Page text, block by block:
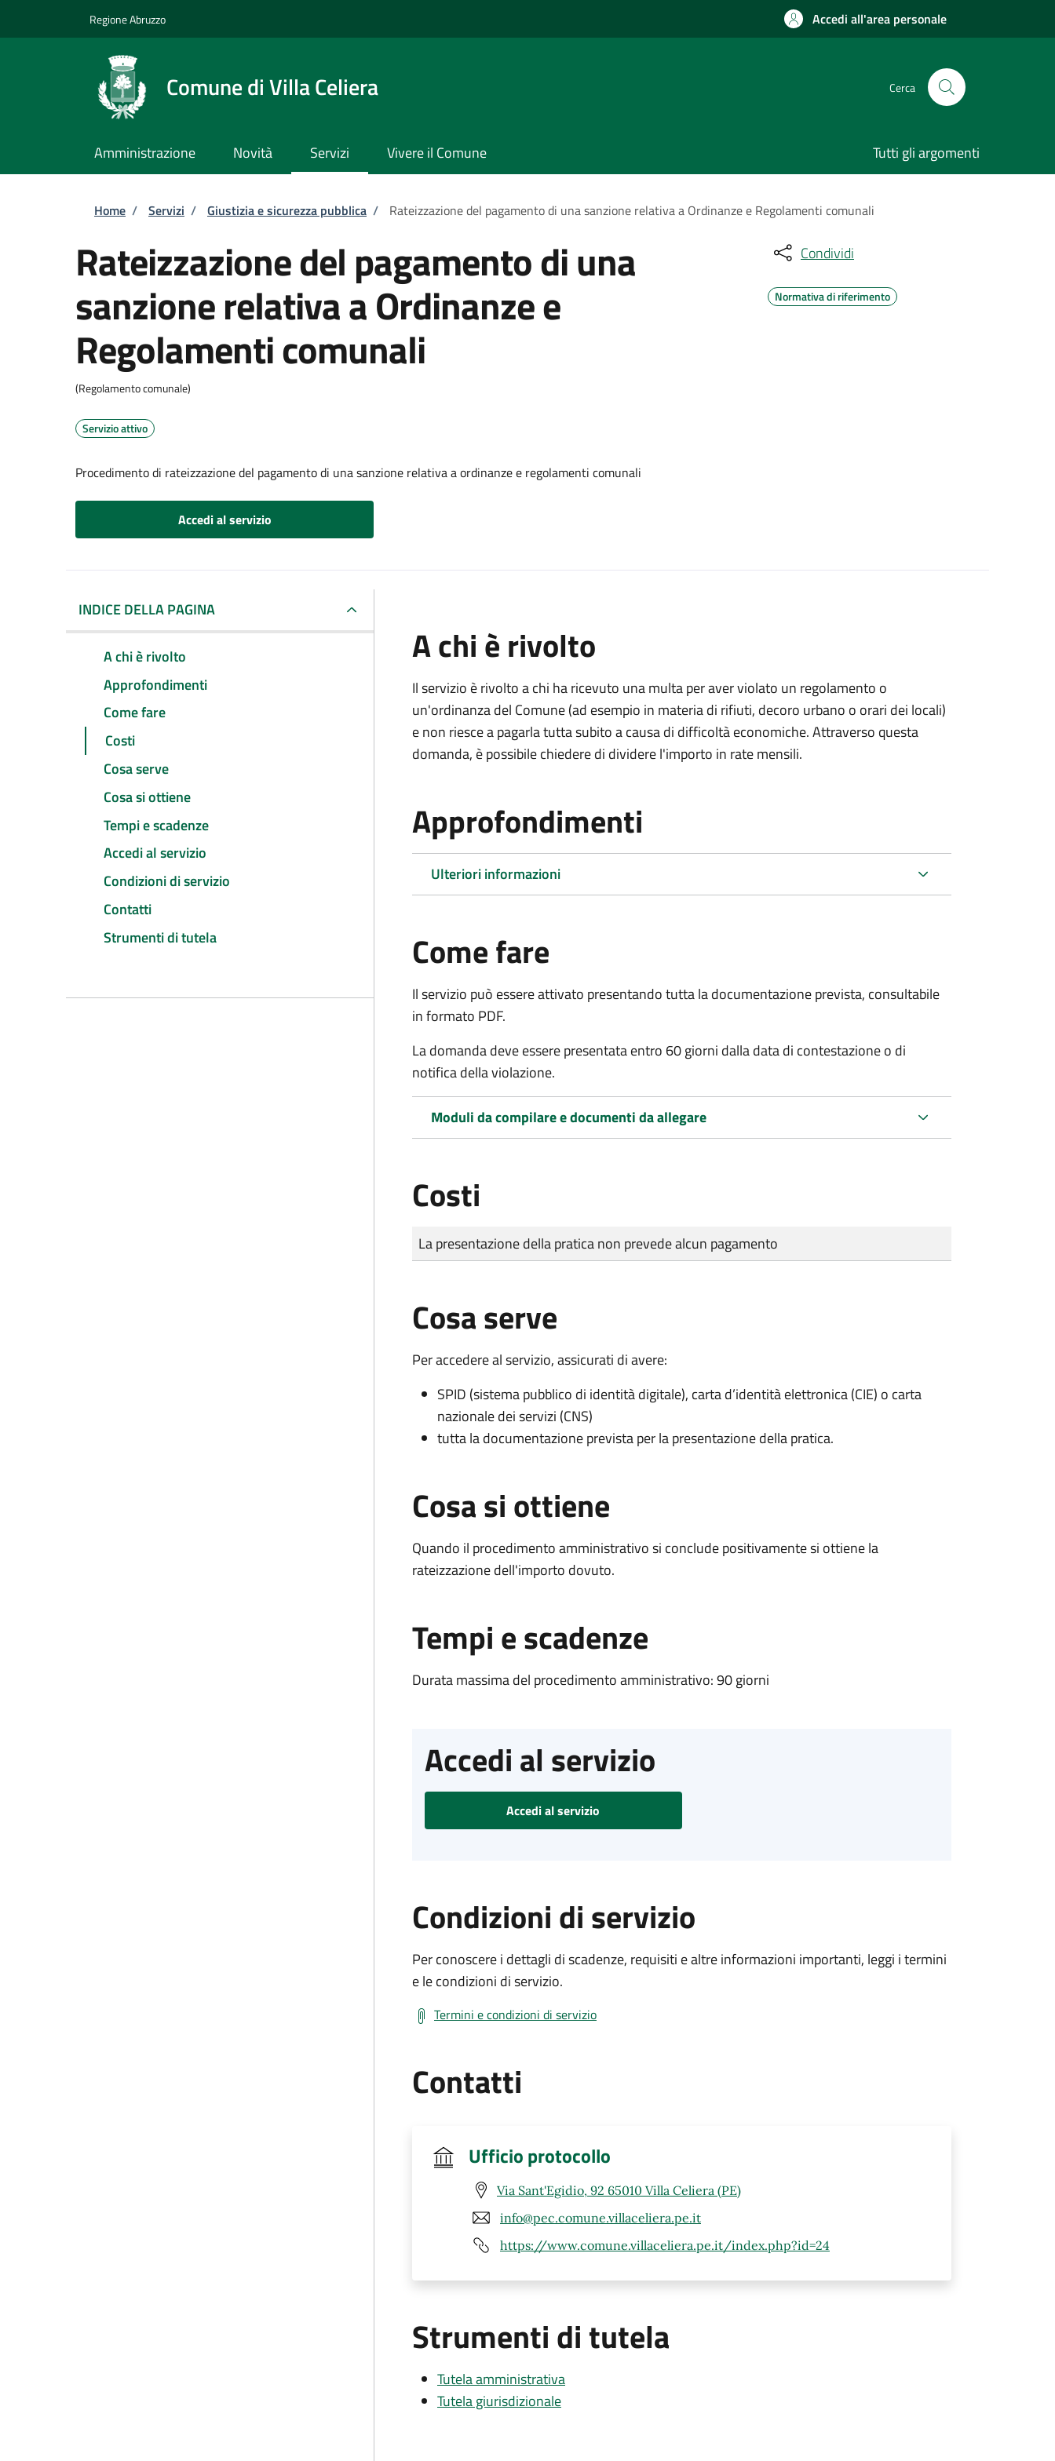
Regione Abruzzo Accedi all'area personale
Comune di Villa Celiera Cerca
Amministrazione Novità Servizi Vivere il Comune Tutti gli argomenti
Briciole di pane
Home / Servizi / Giustizia e sicurezza pubblica / Rateizzazione del pagamento di una sanzione relativa a Ordinanze e Regolamenti comunali
Rateizzazione del pagamento di una
sanzione relativa a Ordinanze e
Regolamenti comunali
(Regolamento comunale)
Servizio attivo
Procedimento di rateizzazione del pagamento di una sanzione relativa a ordinanze e regolamenti comunali
Accedi al servizio
Condividi
Normativa di riferimento
INDICE DELLA PAGINA
A chi è rivolto
Approfondimenti
Come fare
Costi
Cosa serve
Cosa si ottiene
Tempi e scadenze
Accedi al servizio
Condizioni di servizio
Contatti
Strumenti di tutela
A chi è rivolto
Il servizio è rivolto a chi ha ricevuto una multa per aver violato un regolamento o
un'ordinanza del Comune (ad esempio in materia di rifiuti, decoro urbano o orari dei locali)
e non riesce a pagarla tutta subito a causa di difficoltà economiche. Attraverso questa
domanda, è possibile chiedere di dividere l'importo in rate mensili.
Approfondimenti
Ulteriori informazioni
Come fare
Il servizio può essere attivato presentando tutta la documentazione prevista, consultabile
in formato PDF.
La domanda deve essere presentata entro 60 giorni dalla data di contestazione o di
notifica della violazione.
Moduli da compilare e documenti da allegare
Costi
Tipo di pagamento
Importo
La presentazione della pratica non prevede alcun pagamento
Cosa serve
Per accedere al servizio, assicurati di avere:
SPID (sistema pubblico di identità digitale), carta d’identità elettronica (CIE) o carta
nazionale dei servizi (CNS)
tutta la documentazione prevista per la presentazione della pratica.
Cosa si ottiene
Quando il procedimento amministrativo si conclude positivamente si ottiene la
rateizzazione dell'importo dovuto.
Tempi e scadenze
Durata massima del procedimento amministrativo: 90 giorni
Accedi al servizio
Accedi al servizio
Condizioni di servizio
Per conoscere i dettagli di scadenze, requisiti e altre informazioni importanti, leggi i termini
e le condizioni di servizio.
Termini e condizioni di servizio
Contatti
Ufficio protocollo
Via Sant'Egidio, 92 65010 Villa Celiera (PE)
info@pec.comune.villaceliera.pe.it
https://www.comune.villaceliera.pe.it/index.php?id=24
Strumenti di tutela
Tutela amministrativa
Tutela giurisdizionale